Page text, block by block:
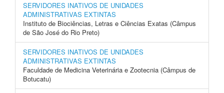
SERVIDORES INATIVOS DE UNIDADES
ADMINISTRATIVAS EXTINTAS
Instituto de Biociências, Letras e Ciências Exatas (Câmpus
de São José do Rio Preto)
SERVIDORES INATIVOS DE UNIDADES
ADMINISTRATIVAS EXTINTAS
Faculdade de Medicina Veterinária e Zootecnia (Câmpus de
Botucatu)